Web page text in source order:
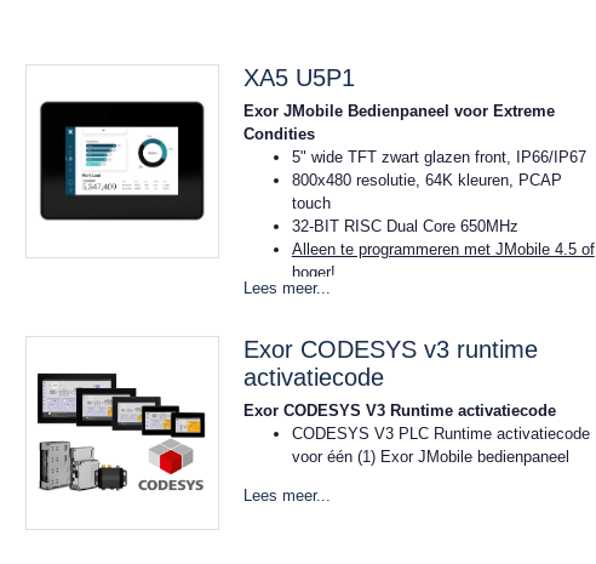
XA5 U5P1
Exor JMobile Bedienpaneel voor Extreme
Condities
5" wide TFT zwart glazen front, IP66/IP67
800x480 resolutie, 64K kleuren, PCAP
touch
32-BIT RISC Dual Core 650MHz
Alleen te programmeren met JMobile 4.5 of
hoger!
1GB RAM, 8GB Flash, Linux RT
2x CAN-Poort (M12 connectoren)
1x Serieel RS485 (M12 connector)
1x USB2.0 (M12 connector)
1x Digitale output
1x 24V voeding (M12 connectoren)
Temperatuur inzetbereik: -30..+70°C
(eind 2022)
Lees meer...
Exor CODESYS v3 runtime
activatiecode
Exor CODESYS V3 Runtime activatiecode
CODESYS V3 PLC Runtime activatiecode
voor één (1) Exor JMobile bedienpaneel
Lees meer...